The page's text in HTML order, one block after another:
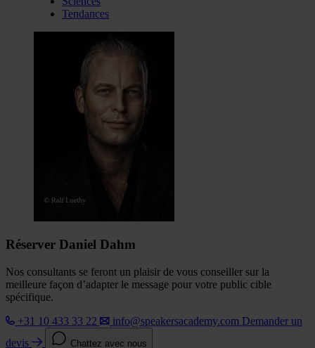
Tendances
Réserver Daniel Dahm
Nos consultants se feront un plaisir de vous conseiller sur la
meilleure façon d’adapter le message pour votre public cible
spécifique.
+31 10 433 33 22
info@speakersacademy.com Demander un
devis
Chattez avec nous